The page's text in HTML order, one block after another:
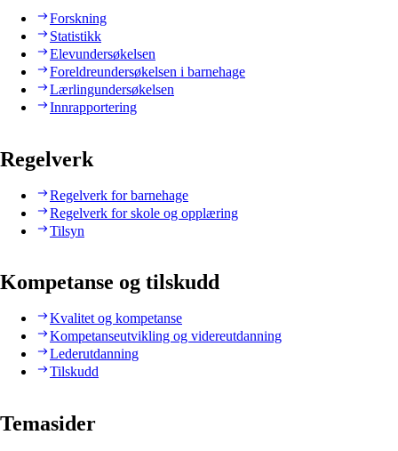
Forskning
Statistikk
Elevundersøkelsen
Foreldreundersøkelsen i barnehage
Lærlingundersøkelsen
Innrapportering
Regelverk
Regelverk for barnehage
Regelverk for skole og opplæring
Tilsyn
Kompetanse og tilskudd
Kvalitet og kompetanse
Kompetanseutvikling og videreutdanning
Lederutdanning
Tilskudd
Temasider